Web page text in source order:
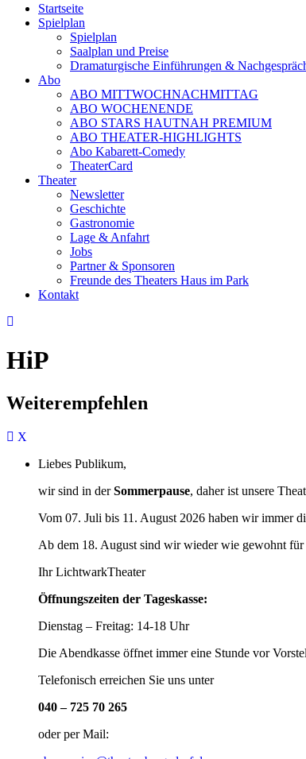
Startseite
Spielplan
Spielplan
Saalplan und Preise
Dramaturgische Einführungen &
Abo
ABO MITTWOCHNACHMITTAG
ABO WOCHENENDE
ABO STARS HAUTNAH PREMIUM
ABO THEATER-HIGHLIGHTS
Abo Kabarett-Comedy
TheaterCard
Theater
Newsletter
Geschichte
Gastronomie
Lage & Anfahrt
Jobs
Partner & Sponsoren
Freunde des Theaters Haus im Park
Kontakt
HiP
Weiterempfehlen
Liebes Publikum,
wir sind in derSommerpause, daher ist unsere
Vom 07. Juli bis 11. August 2026 haben wir immer
Ab dem 18. August sind wir wieder wie gewohnt für
Ihr LichtwarkTheater
Öffnungszeiten der Tageskasse:
Dienstag – Freitag: 14-18 Uhr
Die Abendkasse öffnet immer eine Stunde vor
Telefonisch erreichen Sie uns unter
040 – 725 70 265
oder per Mail: